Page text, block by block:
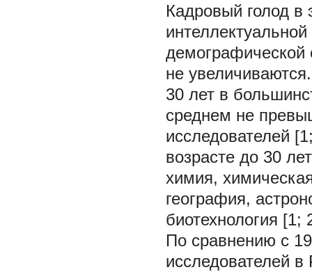
Кадровый голод в
демографической
не
30 лет в
среднем не
исследователей
возрасте до 30
химия,
география,
биотехнология [1;
По сравнению с
исследователей